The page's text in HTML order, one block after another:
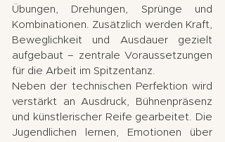
Übungen, Drehungen, Sprünge und
Kombinationen. Zusätzlich werden Kraft,
Beweglichkeit und Ausdauer gezielt
aufgebaut – zentrale Voraussetzungen
für die Arbeit im Spitzentanz.
Neben der technischen Perfektion wird
verstärkt an Ausdruck, Bühnenpräsenz
und künstlerischer Reife gearbeitet. Die
Jugendlichen lernen, Emotionen über